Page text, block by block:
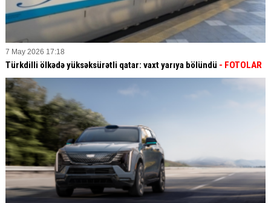
7 May 2026 17:18
Türkdilli ölkədə yüksəksürətli qatar: vaxt yarıya bölündü - FOTOLAR